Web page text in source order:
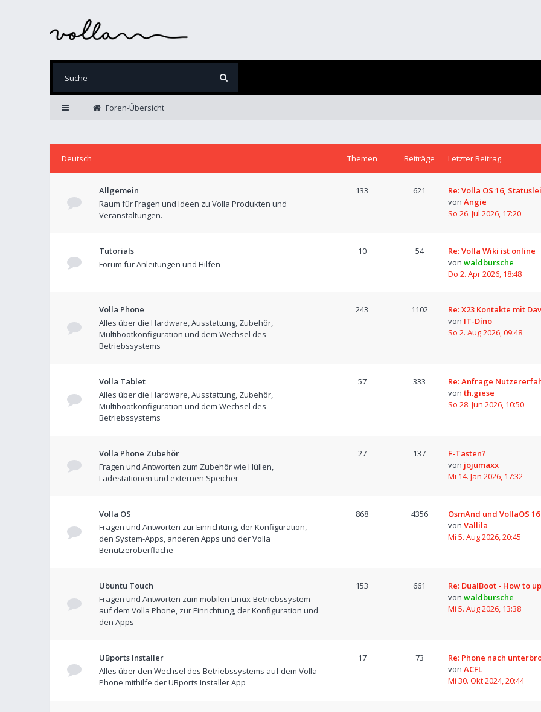
Foren-Übersicht
Deutsch Themen Beiträge Letzter Beitrag
Allgemein
Raum für Fragen und Ideen zu Volla Produkten und
Veranstaltungen.
133 621
Re: Volla OS 16,
von Angie
So 26. Jul 2026, 17:20
Tutorials
Forum für Anleitungen und Hilfen
10 54
Re: Volla Wiki ist online
von waldbursche
Do 2. Apr 2026, 18:48
Volla Phone
Alles über die Hardware, Ausstattung, Zubehör,
Multibootkonfiguration und dem Wechsel des
Betriebssystems
243 1102
Re: X23 Kontakte mit
von IT-Dino
So 2. Aug 2026, 09:48
Volla Tablet
Alles über die Hardware, Ausstattung, Zubehör,
Multibootkonfiguration und dem Wechsel des
Betriebssystems
57 333
Re: Anfrage
von th.giese
So 28. Jun 2026, 10:50
Volla Phone Zubehör
Fragen und Antworten zum Zubehör wie Hüllen,
Ladestationen und externen Speicher
27 137
F-Tasten?
von jojumaxx
Mi 14. Jan 2026, 17:32
Volla OS
Fragen und Antworten zur Einrichtung, der Konfiguration,
den System-Apps, anderen Apps und der Volla
Benutzeroberfläche
868 4356
OsmAnd und VollaOS 16
von Vallila
Mi 5. Aug 2026, 20:45
Ubuntu Touch
Fragen und Antworten zum mobilen Linux-Betriebssystem
auf dem Volla Phone, zur Einrichtung, der Konfiguration und
den Apps
153 661
Re: DualBoot - How to
von waldbursche
Mi 5. Aug 2026, 13:38
UBports Installer
Alles über den Wechsel des Betriebssystems auf dem Volla
Phone mithilfe der UBports Installer App
17 73
Re: Phone nach
von ACFL
Mi 30. Okt 2024, 20:44